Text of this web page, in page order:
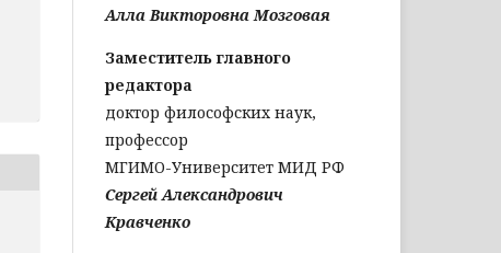
Алла Викторовна Мозговая
Заместитель главного
редактора
доктор философских наук,
профессор
МГИМО-Университет МИД РФ
Сергей Александрович
Кравченко